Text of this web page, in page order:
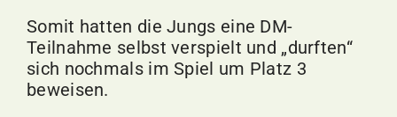
Somit hatten die Jungs eine DM-
Teilnahme selbst verspielt und „durften“
sich nochmals im Spiel um Platz 3
beweisen.